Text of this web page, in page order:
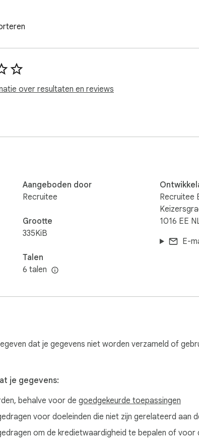
op in kandidaat-profielen
of talentpools
van www.Recruitee.com, e-mail ons op
over resultaten en reviews
Aangeboden door
Recruitee
Grootte
335KiB
Talen
6 talen
Recruitee
1016 EE
E-
dat je gegevens niet worden verzameld of
je gegevens:
behalve voor de goedgekeurde toepassingen
voor doeleinden die niet zijn gerelateerd aan
om de kredietwaardigheid te bepalen of voor